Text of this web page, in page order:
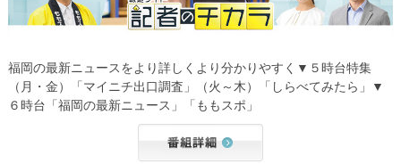
福岡の最新ニュースをより詳しくより分かりやすく▼５時台特集
（月・金）「マイニチ出口調査」（火～木）「しらべてみたら」▼
６時台「福岡の最新ニュース」「ももスポ」